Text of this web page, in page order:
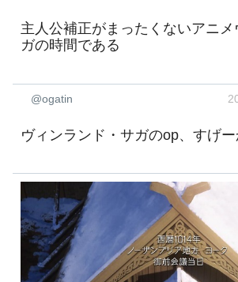
主人公補正がまったくないアニ
ガの時間である
@ogatin
ヴィンランド・サガのop、すげ